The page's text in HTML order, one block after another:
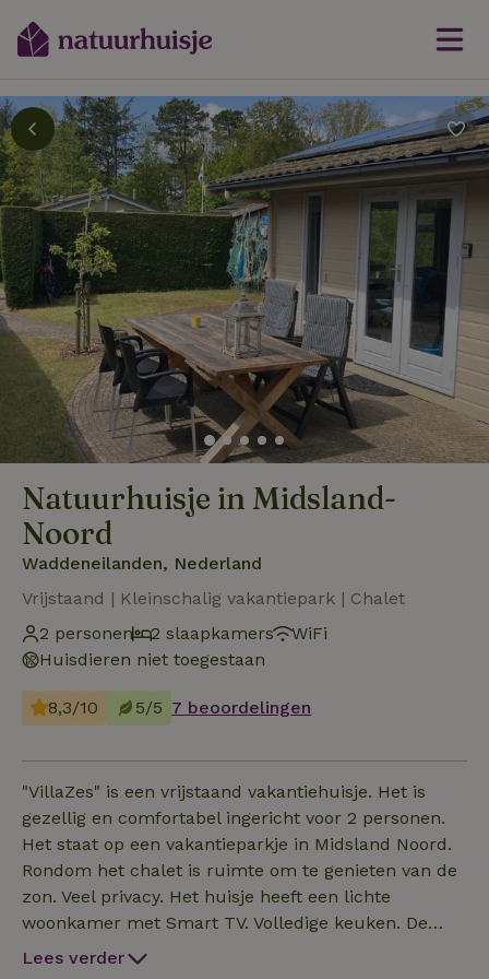
Natuurhuisje in Midsland-
Noord
Waddeneilanden, Nederland
Vrijstaand | Kleinschalig vakantiepark | Chalet
2 personen
2 slaapkamers
WiFi
Huisdieren niet toegestaan
8,3/10 5/5 7 beoordelingen
"VillaZes" is een vrijstaand vakantiehuisje. Het is
gezellig en comfortabel ingericht voor 2 personen.
Het staat op een vakantieparkje in Midsland Noord.
Rondom het chalet is ruimte om te genieten van de
zon. Veel privacy. Het huisje heeft een lichte
woonkamer met Smart TV. Volledige keuken. De
slaapkamers zijn voorzien van horren. De grote
Lees verder